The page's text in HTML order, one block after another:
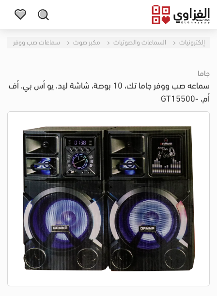
إلكترونيات السماعات والصوتيات مكبر صوت سماعات صب ووفر
جاما
سماعه صب ووفر جاما تك، 10 بوصة، شاشة ليد، يو أس بي، أف
أم، -GT15500